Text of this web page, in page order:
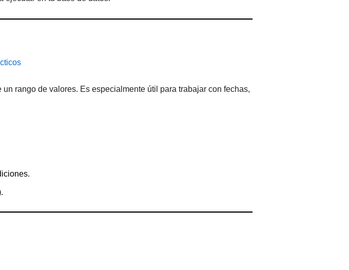
rango de valores. Es especialmente útil para trabajar con fechas,